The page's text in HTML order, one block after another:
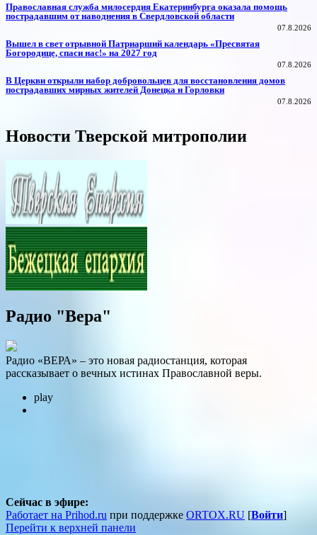
Православная служба милосердия Екатеринбурга оказала помощь
пострадавшим от наводнения в Свердловской области
07.8.2026
Вышел в свет отрывной Патриарший календарь «Пресвятая
Богородице, спаси нас!» на 2027 год
07.8.2026
В Церкви открыли набор добровольцев для восстановления домов
пострадавших мирных жителей Донецка и Горловки
07.8.2026
Новости Тверской митрополии
Радио "Вера"
Радио «ВЕРА» – это новая радиостанция, которая
рассказывает о вечных истинах Православной веры.
play
Сейчас в эфире:
Работает на Prihod.ru при поддержке ORTOX.RU [Войти]
Перейти к верхней панели